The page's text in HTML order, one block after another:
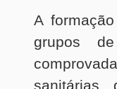
A
grupos
sanitárias